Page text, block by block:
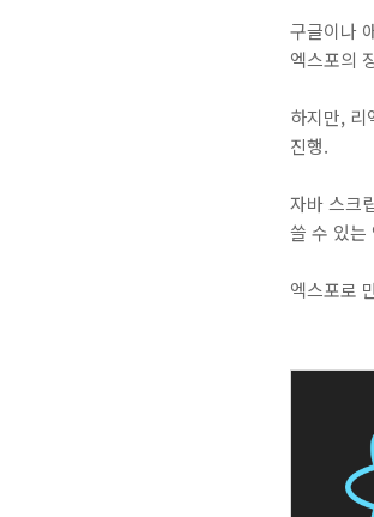
구글이나
엑스포의
하지만, 리
진행.
자바 스크
쓸 수 있는
엑스포로